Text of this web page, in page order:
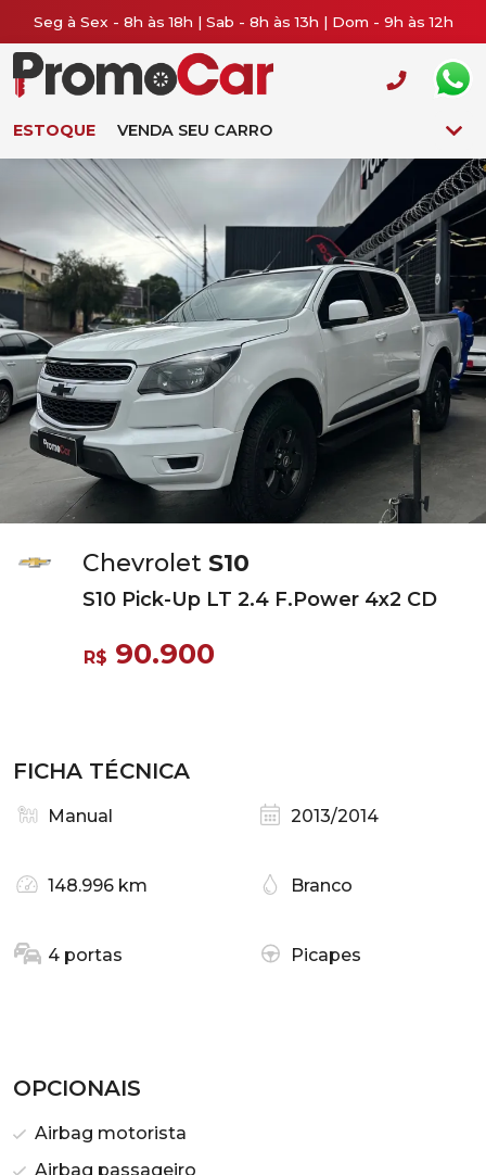
Seg à Sex - 8h às 18h | Sab - 8h às 13h | Dom - 9h às 12h
ESTOQUE VENDA SEU CARRO
Chevrolet S10
S10 Pick-Up LT 2.4 F.Power 4x2 CD
R$ 90.900
FICHA TÉCNICA
Manual 2013/2014
148.996 km Branco
4 portas Picapes
OPCIONAIS
Airbag motorista
Airbag passageiro